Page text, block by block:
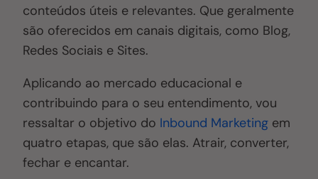
conteúdos úteis e relevantes. Que geralmente
são oferecidos em canais digitais, como Blog,
Redes Sociais e Sites.
Aplicando ao mercado educacional e
contribuindo para o seu entendimento, vou
ressaltar o objetivo do Inbound Marketing em
quatro etapas, que são elas. Atrair, converter,
fechar e encantar.